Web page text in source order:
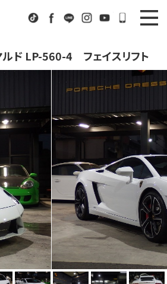
TikTokFacebook
LINE InstagramYoutube072-
Stock List
EUR Sports
Factory
Company
Access
Contact us
ルド LP-560-4 フェイスリフト